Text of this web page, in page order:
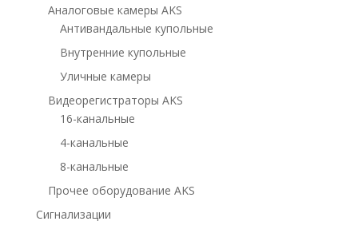
Аналоговые камеры AKS
Антивандальные купольные
Внутренние купольные
Уличные камеры
Видеорегистраторы AKS
16-канальные
4-канальные
8-канальные
Прочее оборудование AKS
Сигнализации